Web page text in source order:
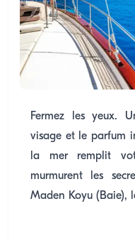
Fermez les yeux.
visage et le parfum
la mer remplit
murmurent les
Maden Koyu (Baie),